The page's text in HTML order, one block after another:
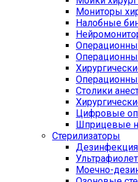
Мониторы
Налобные
Столики
Цифровые
Шприцевые
Стерилизаторы
Моечно-